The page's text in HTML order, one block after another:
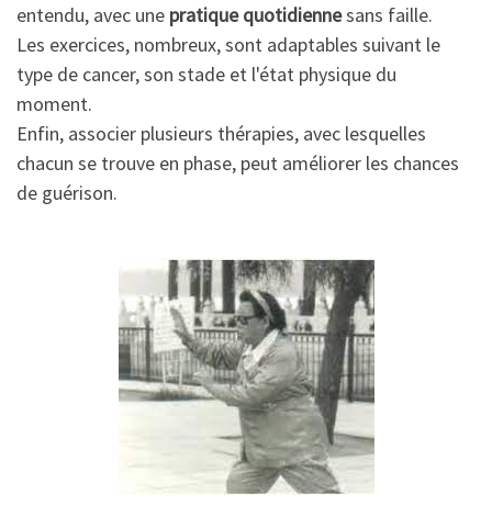
entendu, avec une pratique quotidiennesans faille.
Les exercices, nombreux, sont adaptables suivant le
type de cancer, son stade et l'état physique du
moment.
Enfin, associer plusieurs thérapies, avec lesquelles
chacun se trouve en phase, peut améliorer les chances
de guérison.